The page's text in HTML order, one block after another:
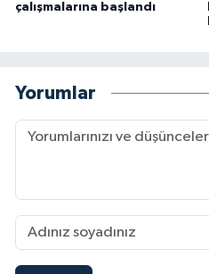
çalışmalarına başlandı
Yorumlar